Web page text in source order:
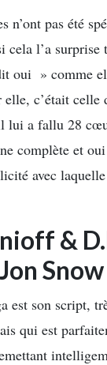
n’ont pas été
cela l’a surprise
oui » comme
elle, c’était celle
lui a fallu 28
complète et
avec
&
est son script,
qui est